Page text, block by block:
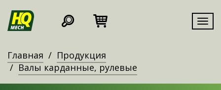
Главная
Продукция
Валы карданные, рулевые